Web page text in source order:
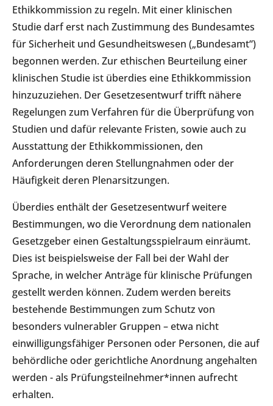
Ethikkommission zu regeln. Mit einer klinischen
Studie darf erst nach Zustimmung des Bundesamtes
für Sicherheit und Gesundheitswesen („Bundesamt“)
begonnen werden. Zur ethischen Beurteilung einer
klinischen Studie ist überdies eine Ethikkommission
hinzuzuziehen. Der Gesetzesentwurf trifft nähere
Regelungen zum Verfahren für die Überprüfung von
Studien und dafür relevante Fristen, sowie auch zu
Ausstattung der Ethikkommissionen, den
Anforderungen deren Stellungnahmen oder der
Häufigkeit deren Plenarsitzungen.
Überdies enthält der Gesetzesentwurf weitere
Bestimmungen, wo die Verordnung dem nationalen
Gesetzgeber einen Gestaltungsspielraum einräumt.
Dies ist beispielsweise der Fall bei der Wahl der
Sprache, in welcher Anträge für klinische Prüfungen
gestellt werden können. Zudem werden bereits
bestehende Bestimmungen zum Schutz von
besonders vulnerabler Gruppen – etwa nicht
einwilligungsfähiger Personen oder Personen, die auf
behördliche oder gerichtliche Anordnung angehalten
werden - als Prüfungsteilnehmer*innen aufrecht
erhalten.